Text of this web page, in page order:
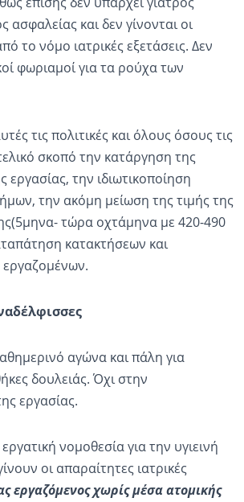
ασφαλείας και δεν γίνονται οι
το νόμο ιατρικές εξετάσεις. Δεν
φωριαμοί για τα ρούχα των
τις πολιτικές και όλους όσους τις
σκοπό την κατάργηση της
εργασίας, την ιδιωτικοποίηση
την ακόμη μείωση της τιμής της
τώρα οχτάμηνα με 420-490
κατακτήσεων και
αγώνα και πάλη για
δουλειάς. Όχι στην
εργασίας.
νομοθεσία για την υγιεινή
οι απαραίτητες ιατρικές
εργαζόμενος χωρίς μέσα ατομικής